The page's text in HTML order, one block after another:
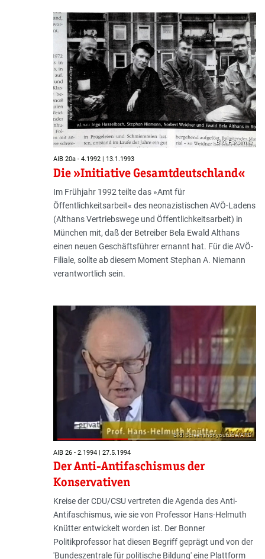
Bild: Faksimile
AIB 20a - 4.1992 | 13.1.1993
Die »Initiative Gesamtdeutschland«
Im Frühjahr 1992 teilte das »Amt für
Öffentlichkeitsarbeit« des neonazistischen AVÖ-Ladens
(Althans Vertriebswege und Öffentlichkeitsarbeit) in
München mit, daß der Betreiber Bela Ewald Althans
einen neuen Geschäftsführer ernannt hat. Für die AVÖ-
Filiale, sollte ab diesem Moment Stephan A. Niemann
verantwortlich sein.
Bild: Screenshot youtube/ARD
AIB 26 - 2.1994 | 27.5.1994
Der Anti-Antifaschismus der
Konservativen
Kreise der CDU/CSU vertreten die Agenda des Anti-
Antifaschismus, wie sie von Professor Hans-Helmuth
Knütter entwickelt worden ist. Der Bonner
Politikprofessor hat diesen Begriff geprägt und von der
'Bundeszentrale für politische Bildung' eine Plattform